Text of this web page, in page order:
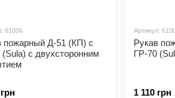
61006
пожарный Д-51 (КП) с
(Sula) с двухсторонним
Артикул:
Рукав
ГР-70
1 110 грн